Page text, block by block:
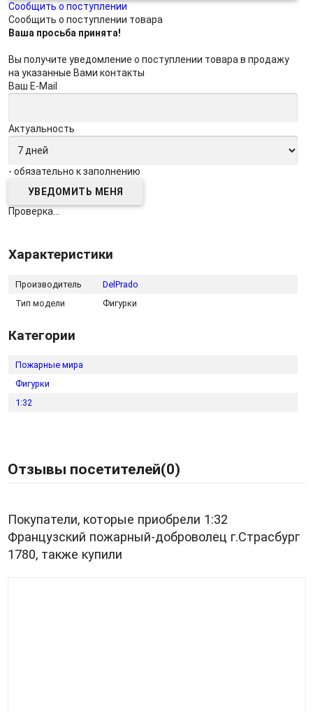
Сообщить о поступлении
Сообщить о поступлении товара
Ваша просьба принята!
Вы получите уведомление о поступлении товара в продажу
на указанные Вами контакты
Ваш E-Mail
Актуальность
- обязательно к заполнению
Проверка...
Характеристики
Производитель
DelPrado
Тип модели
Фигурки
Категории
Пожарные мира
Фигурки
1:32
Отзывы посетителей(0)
Покупатели, которые приобрели 1:32
Французский пожарный-доброволец г.Страсбург
1780, также купили